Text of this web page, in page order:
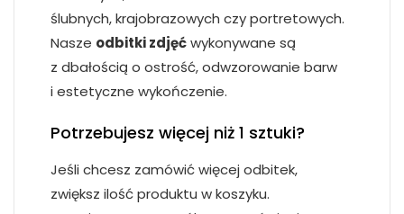
ślubnych, krajobrazowych czy portretowych.
Nasze odbitki zdjęćwykonywane są
z dbałością o ostrość, odwzorowanie barw
i estetyczne wykończenie.
Potrzebujesz więcej niż 1 sztuki?
Jeśli chcesz zamówić więcej odbitek,
zwiększ ilość produktu w koszyku.